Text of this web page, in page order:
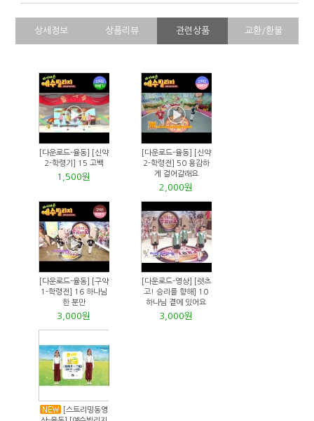
상세정보 상품리뷰 관련상품 교환/환불
[다운로드-율동] [신약
2-학령기] 15 고백
1,500원
[다운로드-율동] [신약
2-학령전] 50 용감하
게 걸어갈래요
2,000원
[다운로드-율동] [구약
1-학령전] 16 하나님
한 분만
3,000원
[다운로드-영상] [렛츠
고! 승리를 향해] 10
하나님 곁에 있어요
3,000원
[스트리밍동영